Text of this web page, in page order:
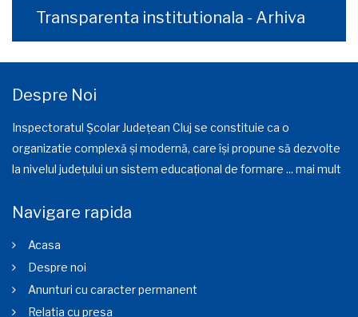
Transparenta institutionala - Arhiva
Despre Noi
Inspectoratul Școlar Județean Cluj se constituie ca o
organizatie complexă și modernă, care își propune să dezvolte
la nivelul județului un sistem educațional de formare ... mai mult
Navigare rapida
Acasa
Despre noi
Anunturi cu caracter permanent
Relatia cu presa